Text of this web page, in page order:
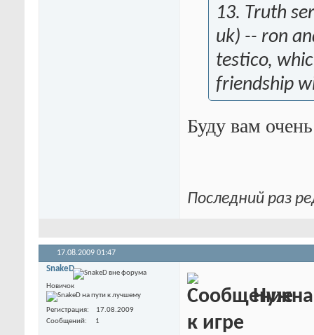
13. Truth
uk) -- ron
testico,
friendship
Буду вам
Последний раз
17.08.2009 01:47
SnakeD
Новичок
Регистрация
17.08.2009
Сообщений
1
Нужна
к игре